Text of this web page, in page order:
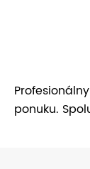
ponuku.